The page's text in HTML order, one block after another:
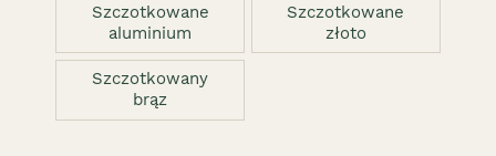
Szczotkowane
aluminium
Szczotkowane
złoto
Szczotkowany
brąz